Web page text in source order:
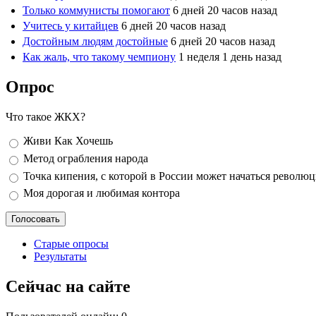
Только коммунисты помогают 6 дней 20 часов назад
Учитесь у китайцев 6 дней 20 часов назад
Достойным людям достойные 6 дней 20 часов назад
Как жаль, что такому чемпиону 1 неделя 1 день назад
Опрос
Что такое ЖКХ?
Варианты
Живи Как Хочешь
Метод ограбления народа
Точка кипения, с которой в России может начаться
Моя дорогая и любимая контора
Старые опросы
Результаты
Сейчас на сайте